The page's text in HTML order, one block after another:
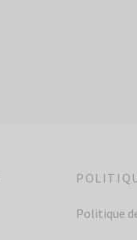
Politique